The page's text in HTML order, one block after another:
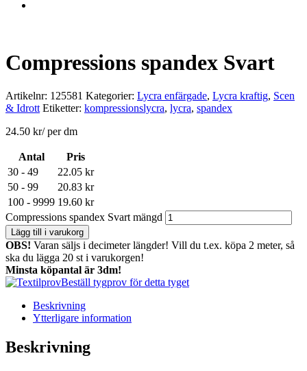
Compressions spandex Svart
Artikelnr: 125581 Kategorier: Lycra enfärgade, Lycra kraftig, Scen
& Idrott Etiketter: kompressionslycra, lycra, spandex
24.50 kr/ per dm
Antal
Pris
30 - 49
22.05 kr
50 - 99
20.83 kr
100 - 9999 19.60 kr
Compressions spandex Svart mängd
Lägg till i varukorg
OBS! Varan säljs i decimeter längder! Vill du t.ex. köpa 2 meter, så
ska du lägga 20 st i varukorgen!
Minsta köpantal är 3dm!
Beställ tygprov för detta tyget
Beskrivning
Ytterligare information
Beskrivning